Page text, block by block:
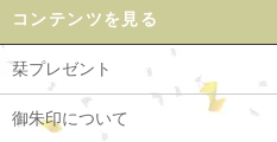
コンテンツを見る
栞プレゼント
御朱印について